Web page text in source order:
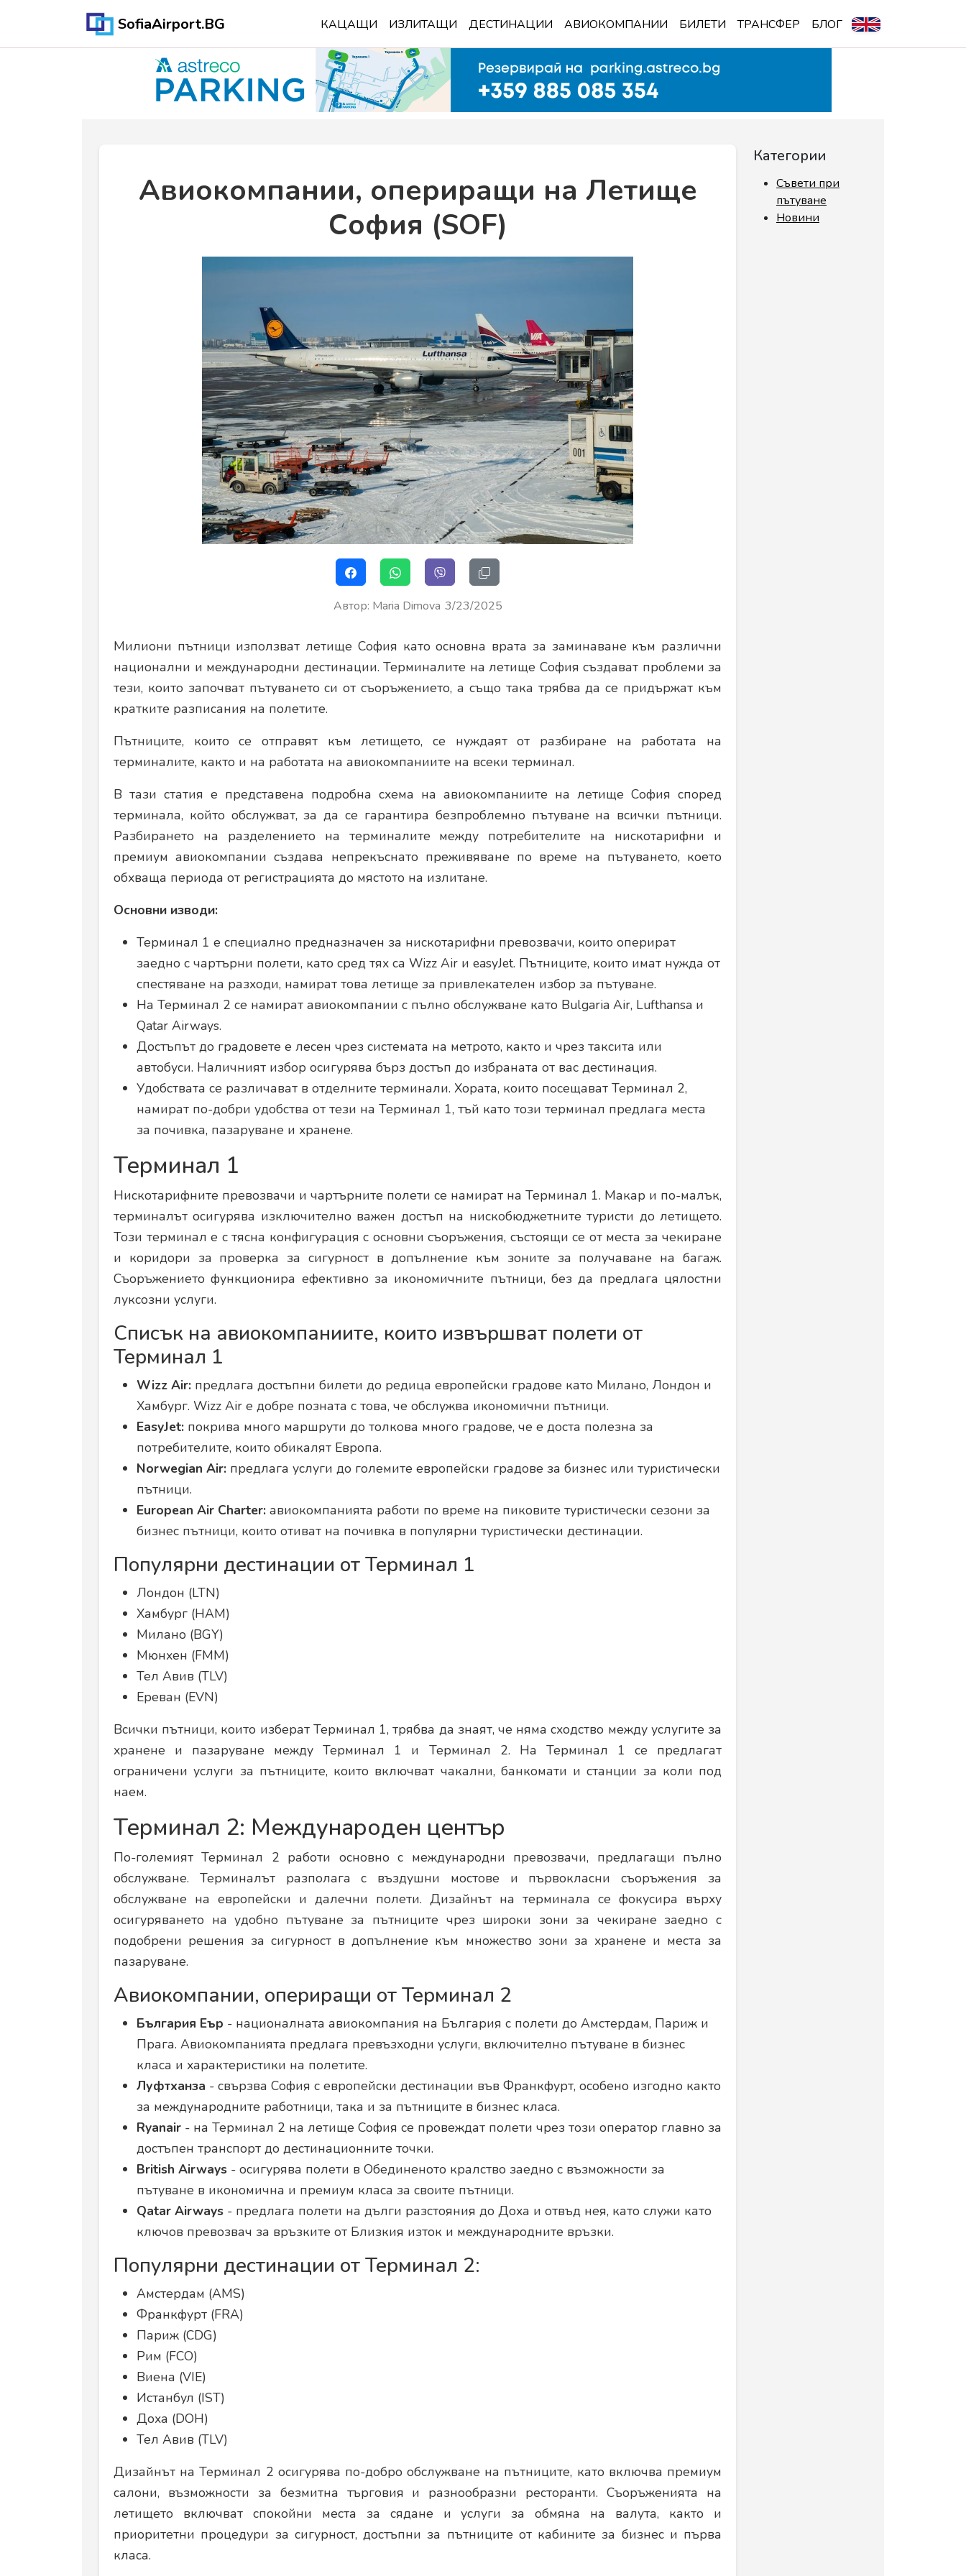
SofiaAirport.BG КАЦАЩИ ИЗЛИТАЩИ ДЕСТИНАЦИИ АВИОКОМПАНИИ БИЛЕТИ ТРАНСФЕР БЛОГ
Авиокомпании, опериращи на Летище
София (SOF)
Автор: Maria Dimova 3/23/2025
Милиони пътници използват летище София като основна врата за заминаване към различни
национални и международни дестинации. Терминалите на летище София създават проблеми за
тези, които започват пътуването си от съоръжението, а също така трябва да се придържат към
кратките разписания на полетите.
Пътниците, които се отправят към летището, се нуждаят от разбиране на работата на
терминалите, както и на работата на авиокомпаниите на всеки терминал.
В тази статия е представена подробна схема на авиокомпаниите на летище София според
терминала, който обслужват, за да се гарантира безпроблемно пътуване на всички пътници.
Разбирането на разделението на терминалите между потребителите на нискотарифни и
премиум авиокомпании създава непрекъснато преживяване по време на пътуването, което
обхваща периода от регистрацията до мястото на излитане.
Основни изводи:
Терминал 1 е специално предназначен за нискотарифни превозвачи, които оперират
заедно с чартърни полети, като сред тях са Wizz Air и easyJet. Пътниците, които имат нужда от
спестяване на разходи, намират това летище за привлекателен избор за пътуване.
На Терминал 2 се намират авиокомпании с пълно обслужване като Bulgaria Air, Lufthansa и
Qatar Airways.
Достъпът до градовете е лесен чрез системата на метрото, както и чрез таксита или
автобуси. Наличният избор осигурява бърз достъп до избраната от вас дестинация.
Удобствата се различават в отделните терминали. Хората, които посещават Терминал 2,
намират по-добри удобства от тези на Терминал 1, тъй като този терминал предлага места
за почивка, пазаруване и хранене.
Терминал 1
Нискотарифните превозвачи и чартърните полети се намират на Терминал 1. Макар и по-малък,
терминалът осигурява изключително важен достъп на нискобюджетните туристи до летището.
Този терминал е с тясна конфигурация с основни съоръжения, състоящи се от места за чекиране
и коридори за проверка за сигурност в допълнение към зоните за получаване на багаж.
Съоръжението функционира ефективно за икономичните пътници, без да предлага цялостни
луксозни услуги.
Списък на авиокомпаниите, които извършват полети от
Терминал 1
Wizz Air: предлага достъпни билети до редица европейски градове като Милано, Лондон и
Хамбург. Wizz Air е добре позната с това, че обслужва икономични пътници.
EasyJet: покрива много маршрути до толкова много градове, че е доста полезна за
потребителите, които обикалят Европа.
Norwegian Air: предлага услуги до големите европейски градове за бизнес или туристически
пътници.
European Air Charter: авиокомпанията работи по време на пиковите туристически сезони за
бизнес пътници, които отиват на почивка в популярни туристически дестинации.
Популярни дестинации от Терминал 1
Лондон (LTN)
Хамбург (HAM)
Милано (BGY)
Мюнхен (FMM)
Тел Авив (TLV)
Ереван (EVN)
Всички пътници, които изберат Терминал 1, трябва да знаят, че няма сходство между услугите за
хранене и пазаруване между Терминал 1 и Терминал 2. На Терминал 1 се предлагат
ограничени услуги за пътниците, които включват чакални, банкомати и станции за коли под
наем.
Терминал 2: Международен център
По-големият Терминал 2 работи основно с международни превозвачи, предлагащи пълно
обслужване. Терминалът разполага с въздушни мостове и първокласни съоръжения за
обслужване на европейски и далечни полети. Дизайнът на терминала се фокусира върху
осигуряването на удобно пътуване за пътниците чрез широки зони за чекиране заедно с
подобрени решения за сигурност в допълнение към множество зони за хранене и места за
пазаруване.
Авиокомпании, опериращи от Терминал 2
България Еър - националната авиокомпания на България с полети до Амстердам, Париж и
Прага. Авиокомпанията предлага превъзходни услуги, включително пътуване в бизнес
класа и характеристики на полетите.
Луфтханза - свързва София с европейски дестинации във Франкфурт, особено изгодно както
за международните работници, така и за пътниците в бизнес класа.
Ryanair - на Терминал 2 на летище София се провеждат полети чрез този оператор главно за
достъпен транспорт до дестинационните точки.
British Airways - осигурява полети в Обединеното кралство заедно с възможности за
пътуване в икономична и премиум класа за своите пътници.
Qatar Airways - предлага полети на дълги разстояния до Доха и отвъд нея, като служи като
ключов превозвач за връзките от Близкия изток и международните връзки.
Популярни дестинации от Терминал 2:
Амстердам (AMS)
Франкфурт (FRA)
Париж (CDG)
Рим (FCO)
Виена (VIE)
Истанбул (IST)
Доха (DOH)
Тел Авив (TLV)
Дизайнът на Терминал 2 осигурява по-добро обслужване на пътниците, като включва премиум
салони, възможности за безмитна търговия и разнообразни ресторанти. Съоръженията на
летището включват спокойни места за сядане и услуги за обмяна на валута, както и
приоритетни процедури за сигурност, достъпни за пътниците от кабините за бизнес и първа
класа.
Категории
Съвети при
пътуване
Новини